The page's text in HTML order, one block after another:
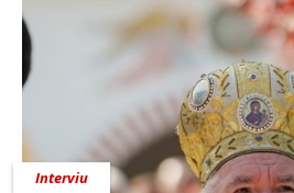
Interviu